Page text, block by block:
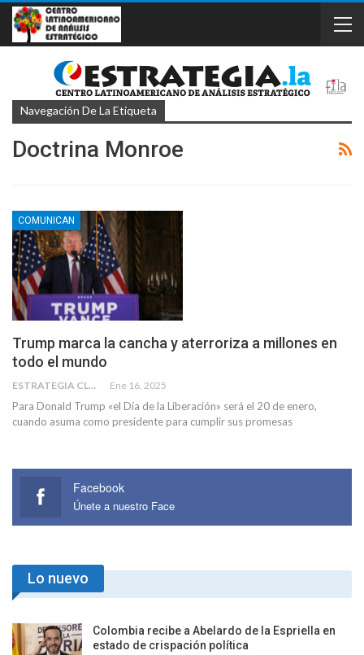
Navegación De La Etiqueta
Doctrina Monroe
COMUNICAN
Trump marca la cancha y aterroriza a millones en
todo el mundo
ESTRATEGIA CLAE Ene 16, 2025
Para Donald Trump «el Día de la Liberación» será el 20 de enero,
cuando asuma como presidente para cumplir sus promesas
Facebook
Únete a nuestro Face
Lo nuevo
Colombia recibe a Abelardo de la Espriella en
estado de crispación política